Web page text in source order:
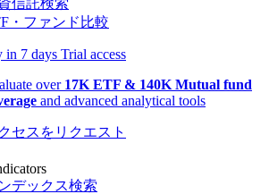
信託検索
・ファンド比較
in 7 days Trial access
over 17K ETF & 140K Mutual fund
and advanced analytical tools
セスをリクエスト
デックス検索